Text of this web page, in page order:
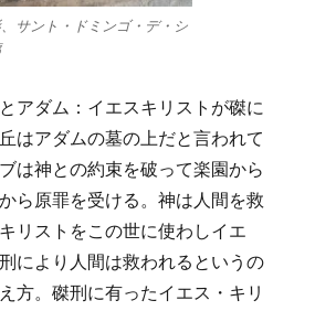
サント・ドミンゴ・デ・シ
アダム：イエスキリストが磔に
はアダムの墓の上だと言われて
は神との約束を破って楽園から
ら原罪を受ける。神は人間を救
リストをこの世に使わしイエ
により人間は救われるというの
方。磔刑に有ったイエス・キリ